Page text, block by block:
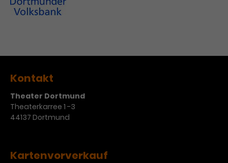
Kontakt
Theater Dortmund
Theaterkarree 1 -3
44137 Dortmund
Kartenvorverkauf